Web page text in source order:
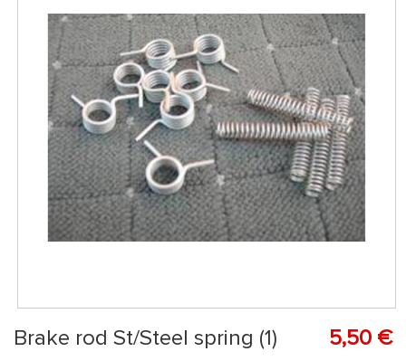
Brake rod St/Steel spring (1) 5,50 €